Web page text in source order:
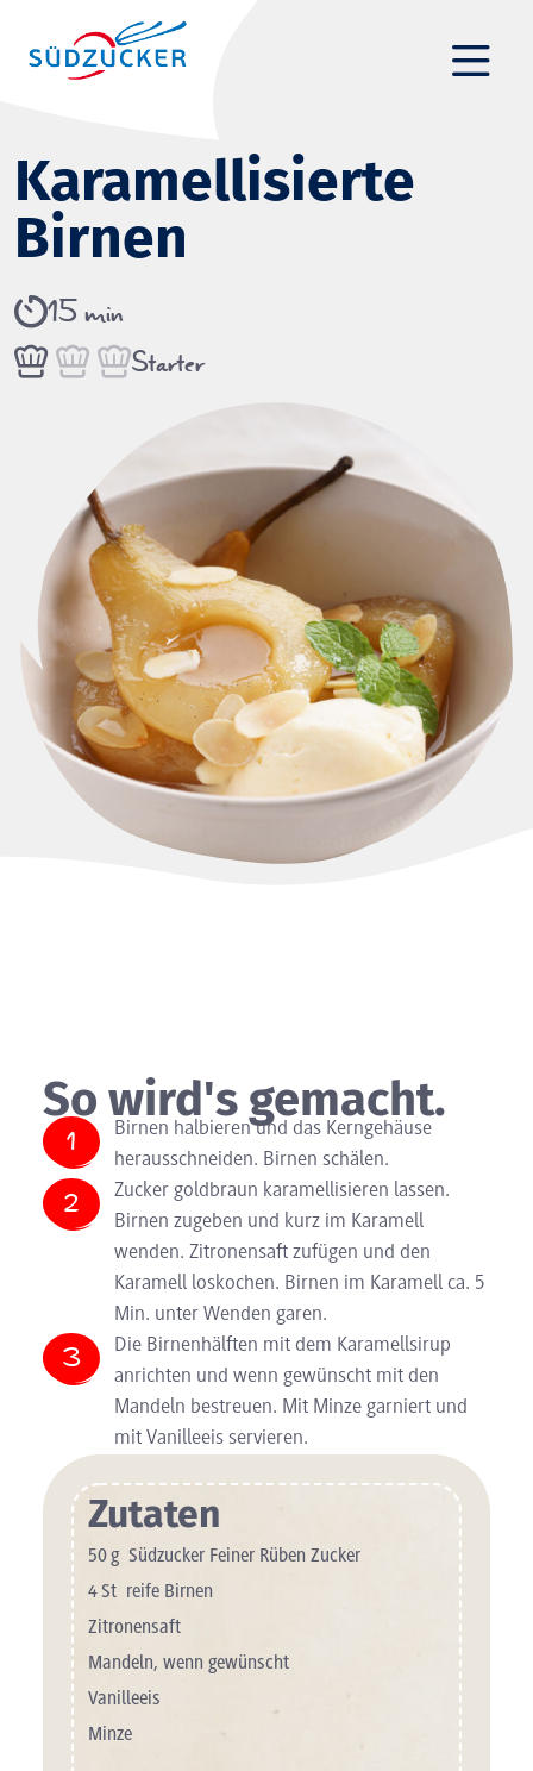
Karamellisierte
Birnen
15 min
Starter
So wird's gemacht.
Birnen halbieren und das Kerngehäuse
herausschneiden. Birnen schälen.
Zucker goldbraun karamellisieren lassen.
Birnen zugeben und kurz im Karamell
wenden. Zitronensaft zufügen und den
Karamell loskochen. Birnen im Karamell ca. 5
Min. unter Wenden garen.
Die Birnenhälften mit dem Karamellsirup
anrichten und wenn gewünscht mit den
Mandeln bestreuen. Mit Minze garniert und
mit Vanilleeis servieren.
Zutaten
50g Südzucker Feiner Rüben Zucker
4 St reife Birnen
Zitronensaft
Mandeln, wenn gewünscht
Vanilleeis
Minze